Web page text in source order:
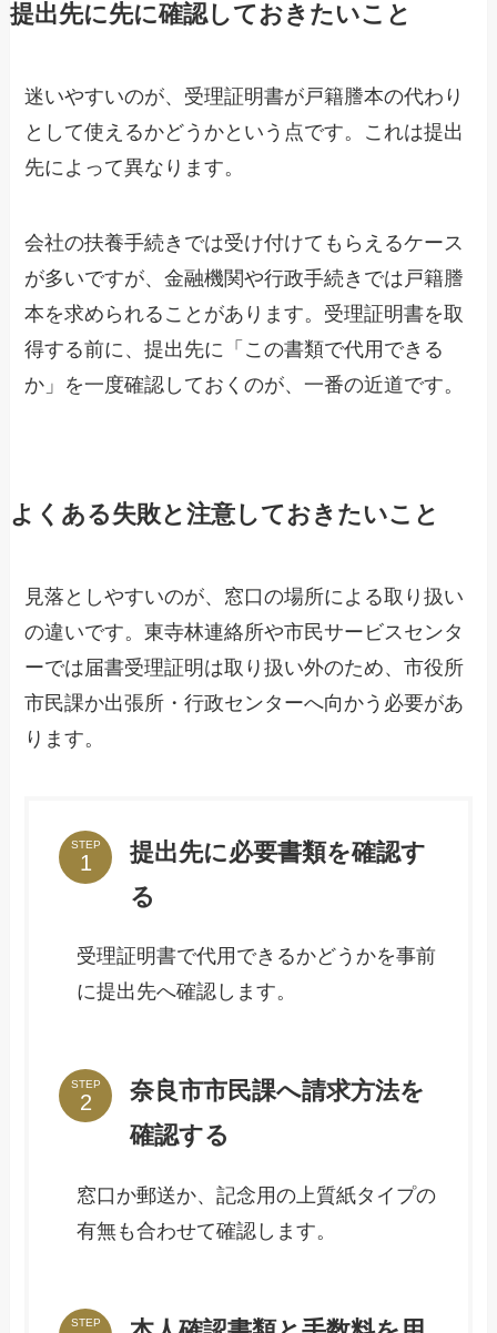
提出先に先に確認しておきたいこと
迷いやすいのが、受理証明書が戸籍謄本の代わり
として使えるかどうかという点です。これは提出
先によって異なります。
会社の扶養手続きでは受け付けてもらえるケース
が多いですが、金融機関や行政手続きでは戸籍謄
本を求められることがあります。受理証明書を取
得する前に、提出先に「この書類で代用できる
か」を一度確認しておくのが、一番の近道です。
よくある失敗と注意しておきたいこと
見落としやすいのが、窓口の場所による取り扱い
の違いです。東寺林連絡所や市民サービスセンタ
ーでは届書受理証明は取り扱い外のため、市役所
市民課か出張所・行政センターへ向かう必要があ
ります。
STEP
提出先に必要書類を確認す
る
受理証明書で代用できるかどうかを事前
に提出先へ確認します。
STEP
奈良市市民課へ請求方法を
確認する
窓口か郵送か、記念用の上質紙タイプの
有無も合わせて確認します。
STEP